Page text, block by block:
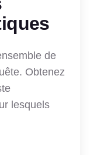
de
Obtenez
lesquels